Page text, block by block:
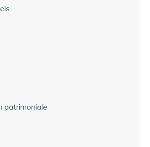
patrimoniale